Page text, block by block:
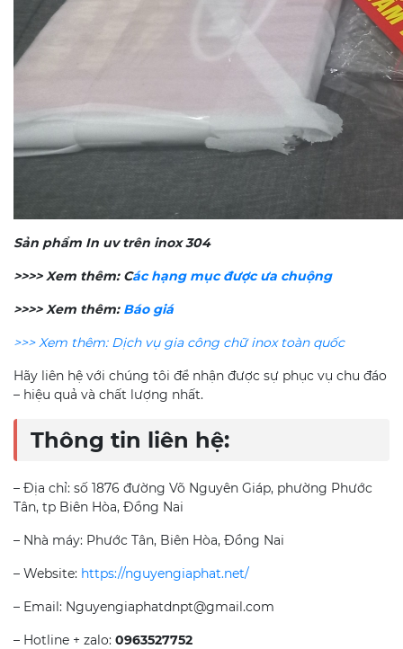
Sản phẩm In uv trên inox 304
>>>> Xem thêm: Các hạng mục được ưa chuộng
>>>> Xem thêm: Báo giá
>>> Xem thêm: Dịch vụ gia công chữ inox toàn quốc
Hãy liên hệ với chúng tôi để nhận được sự phục vụ chu đáo
– hiệu quả và chất lượng nhất.
Thông tin liên hệ:
– Địa chỉ: số 1876 đường Võ Nguyên Giáp, phường Phước
Tân, tp Biên Hòa, Đồng Nai
– Nhà máy: Phước Tân, Biên Hòa, Đồng Nai
– Website: https://nguyengiaphat.net/
– Email: Nguyengiaphatdnpt@gmail.com
– Hotline + zalo: 0963527752